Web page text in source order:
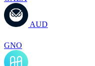
AUD
GNO